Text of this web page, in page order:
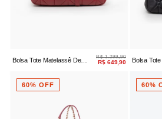
Bolsa Tote Matelassê De
R$ 1.299,90
R$ 649,90
Bolsa
60% OFF 60%